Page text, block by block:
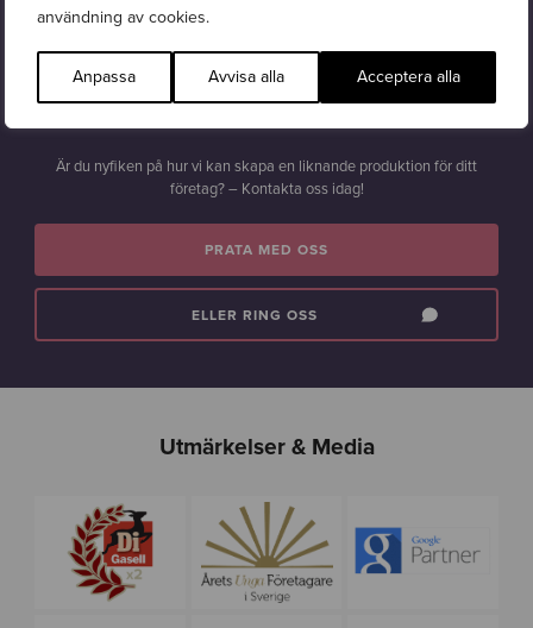
användning av cookies.
Anpassa Avvisa alla Acceptera alla
Intresserad?
Lät detta intressant? Wasabi Web hjälper företag att växa digitalt.
Oavsett om målet är att
nå fler kunder öka dina resultateller bygga
en starkaredigital närvaroså erbjuder vi en helhetslösning – allt
Är du nyfiken på hur vi kan skapa en liknande produktion för ditt
företag? – Kontakta oss idag!
PRATA MED OSS
ELLER RING OSS
Utmärkelser & Media